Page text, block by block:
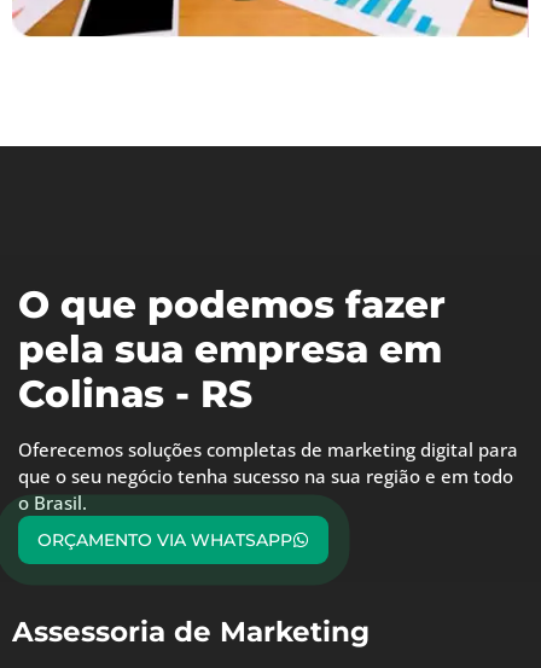
O que podemos fazer
pela sua empresa em
Colinas - RS
Oferecemos soluções completas de marketing digital para
que o seu negócio tenha sucesso na sua região e em todo
o Brasil.
ORÇAMENTO VIA WHATSAPP
Assessoria de Marketing